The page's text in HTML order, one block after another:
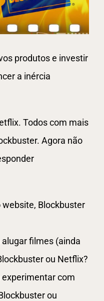
produtos e investir
a inércia
Todos com mais
Agora não
Blockbuster
filmes (ainda
ou Netflix?
experimentar com
ou